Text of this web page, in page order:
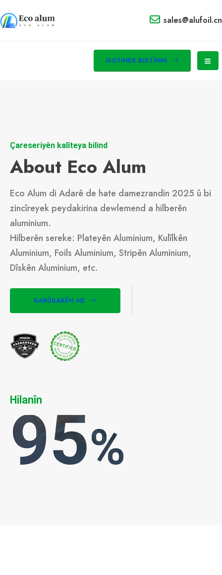
sales@alufoil.cn
GOTINEK BISTÎNIN
Çareseriyên kalîteya bilind
About Eco Alum
Eco Alum di Adarê de hate damezrandin 2025 û bi
zincîreyek peydakirina dewlemend a hilberên
aluminium.
Hilberên sereke: Plateyên Aluminium, Kulîlkên
Aluminium, Foils Aluminium, Stripên Aluminium,
Dîskên Aluminium, etc.
KARÛBARÊN ME
Hilanîn
95%